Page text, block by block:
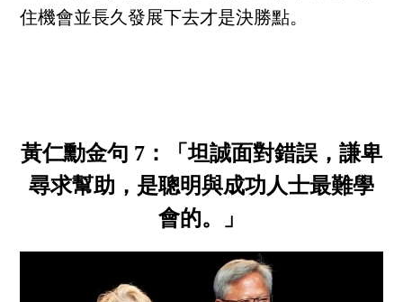
住機會並長久發展下去才是決勝點。
黃仁勳金句 7：「坦誠面對錯誤，謙卑
尋求幫助，是聰明與成功人士最難學
會的。」